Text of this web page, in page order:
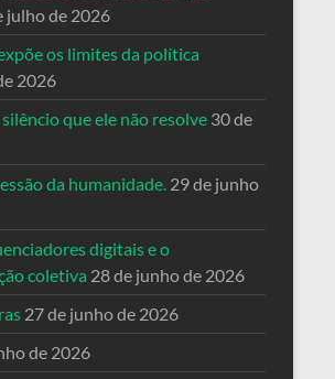
julho de 2026
os limites da política
2026
que ele não resolve 30 de
da humanidade. 29 de junho
digitais e o
coletiva 28 de junho de 2026
27 de junho de 2026
de 2026